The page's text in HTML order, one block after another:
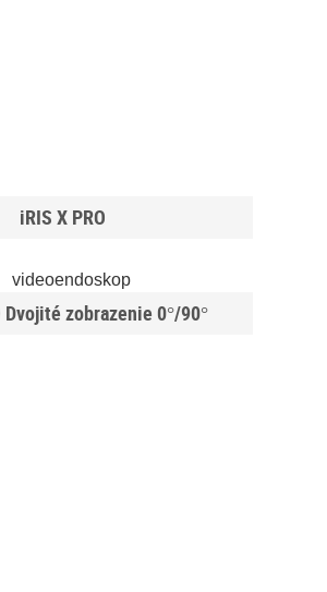
iRIS X PRO
Dvojité zobrazenie 0°/90°